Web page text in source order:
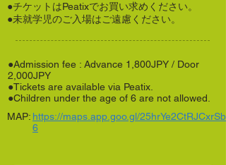
●チケットはPeatixでお買い求めください。
●未就学児のご入場はご遠慮ください。
●Admission fee : Advance 1,800JPY / Door
2,000JPY
●Tickets are available via Peatix.
●Children under the age of 6 are not allowed.
MAP: https://maps.app.goo.gl/25hrYe2CtRJCxrSb
6